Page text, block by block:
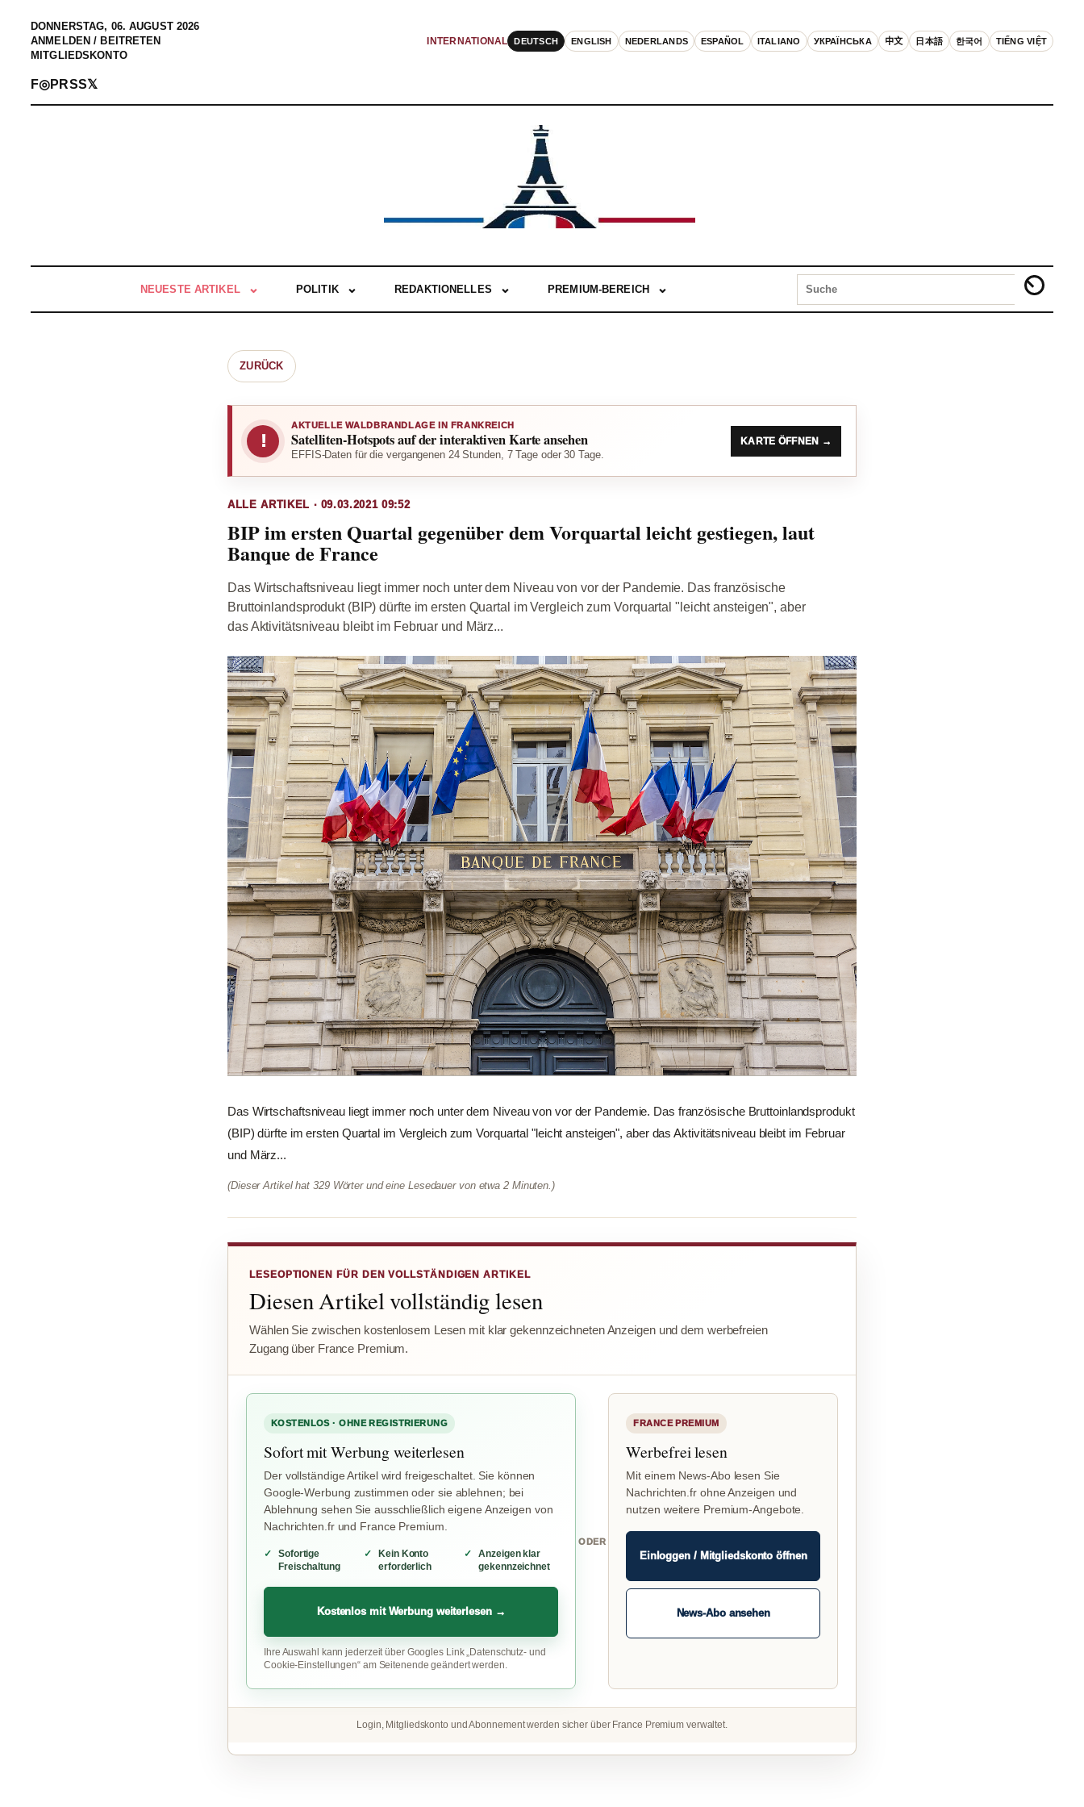
DONNERSTAG, 06. AUGUST 2026
ANMELDEN / BEITRETEN
MITGLIEDSKONTO
INTERNATIONAL DEUTSCH ENGLISH NEDERLANDS ESPAÑOL ITALIANO УКРАЇНСЬКА 中文 日本語 한국어 TIẾNG VIỆT
F◎PRSS𝕏
NEUESTE ARTIKEL POLITIK REDAKTIONELLES PREMIUM-BEREICH
ZURÜCK
!
AKTUELLE WALDBRANDLAGE IN FRANKREICH
Satelliten-Hotspots auf der interaktiven Karte ansehen
EFFIS-Daten für die vergangenen 24 Stunden, 7 Tage oder 30 Tage.
KARTE ÖFFNEN →
ALLE ARTIKEL · 09.03.2021 09:52
BIP im ersten Quartal gegenüber dem Vorquartal leicht gestiegen, laut
Banque de France
Das Wirtschaftsniveau liegt immer noch unter dem Niveau von vor der Pandemie. Das französische
Bruttoinlandsprodukt (BIP) dürfte im ersten Quartal im Vergleich zum Vorquartal "leicht ansteigen", aber
das Aktivitätsniveau bleibt im Februar und März...
Das Wirtschaftsniveau liegt immer noch unter dem Niveau von vor der Pandemie. Das französische Bruttoinlandsprodukt
(BIP) dürfte im ersten Quartal im Vergleich zum Vorquartal "leicht ansteigen", aber das Aktivitätsniveau bleibt im Februar
und März...
(Dieser Artikel hat 329 Wörter und eine Lesedauer von etwa 2 Minuten.)
LESEOPTIONEN FÜR DEN VOLLSTÄNDIGEN ARTIKEL
Diesen Artikel vollständig lesen
Wählen Sie zwischen kostenlosem Lesen mit klar gekennzeichneten Anzeigen und dem werbefreien
Zugang über France Premium.
KOSTENLOS · OHNE REGISTRIERUNG
Sofort mit Werbung weiterlesen
Der vollständige Artikel wird freigeschaltet. Sie können
Google-Werbung zustimmen oder sie ablehnen; bei
Ablehnung sehen Sie ausschließlich eigene Anzeigen von
Nachrichten.fr und France Premium.
Sofortige
Freischaltung
Kein Konto
erforderlich
Anzeigen klar
gekennzeichnet
Kostenlos mit Werbung weiterlesen →
Ihre Auswahl kann jederzeit über Googles Link „Datenschutz- und
Cookie-Einstellungen“ am Seitenende geändert werden.
ODER
FRANCE PREMIUM
Werbefrei lesen
Mit einem News-Abo lesen Sie
Nachrichten.fr ohne Anzeigen und
nutzen weitere Premium-Angebote.
Einloggen / Mitgliedskonto öffnen
News-Abo ansehen
Login, Mitgliedskonto und Abonnement werden sicher über France Premium verwaltet.